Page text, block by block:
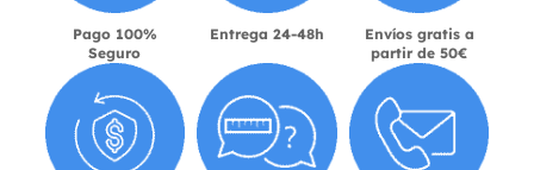
Pago 100%
Seguro
Entrega 24-48h
Envíos gratis a
partir de 50€